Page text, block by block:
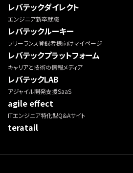
レバテックダイレクト
エンジニア新卒就職
レバテックルーキー
フリーランス登録者様向けマイページ
レバテックプラットフォーム
キャリアと技術の情報メディア
レバテックLAB
アジャイル開発支援SaaS
agile effect
ITエンジニア特化型Q&Aサイト
teratail